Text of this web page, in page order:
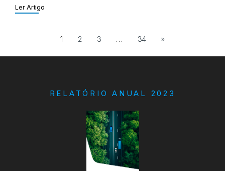
Ler Artigo
1 2 3 … 34 »
RELATÓRIO ANUAL 2023